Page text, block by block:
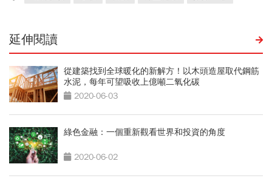
延伸閱讀
從建築找到全球暖化的新解方！以木頭造屋取代鋼筋
水泥，每年可望吸收上億噸二氧化碳
2020-06-03
綠色金融：一個重新觀看世界和投資的角度
2020-06-02